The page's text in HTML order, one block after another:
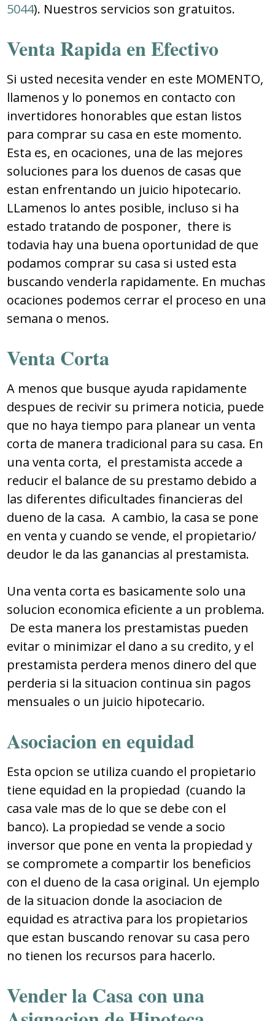
5044). Nuestros servicios son gratuitos.
Venta Rapida en Efectivo
Si usted necesita vender en este MOMENTO,
llamenos y lo ponemos en contacto con
invertidores honorables que estan listos
para comprar su casa en este momento.
Esta es, en ocaciones, una de las mejores
soluciones para los duenos de casas que
estan enfrentando un juicio hipotecario.
LLamenos lo antes posible, incluso si ha
estado tratando de posponer, there is
todavia hay una buena oportunidad de que
podamos comprar su casa si usted esta
buscando venderla rapidamente. En muchas
ocaciones podemos cerrar el proceso en una
semana o menos.
Venta Corta
A menos que busque ayuda rapidamente
despues de recivir su primera noticia, puede
que no haya tiempo para planear un venta
corta de manera tradicional para su casa. En
una venta corta, el prestamista accede a
reducir el balance de su prestamo debido a
las diferentes dificultades financieras del
dueno de la casa. A cambio, la casa se pone
en venta y cuando se vende, el propietario/
deudor le da las ganancias al prestamista.
Una venta corta es basicamente solo una
solucion economica eficiente a un problema.
De esta manera los prestamistas pueden
evitar o minimizar el dano a su credito, y el
prestamista perdera menos dinero del que
perderia si la situacion continua sin pagos
mensuales o un juicio hipotecario.
Asociacion en equidad
Esta opcion se utiliza cuando el propietario
tiene equidad en la propiedad (cuando la
casa vale mas de lo que se debe con el
banco). La propiedad se vende a socio
inversor que pone en venta la propiedad y
se compromete a compartir los beneficios
con el dueno de la casa original. Un ejemplo
de la situacion donde la asociacion de
equidad es atractiva para los propietarios
que estan buscando renovar su casa pero
no tienen los recursos para hacerlo.
Vender la Casa con una